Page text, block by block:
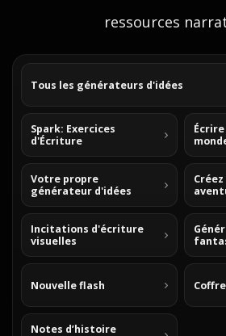
ressources
Tous les générateurs d'idées
Spark: Exercices
d'Écriture
Votre propre
générateur d'idées
Incitations d'écriture
visuelles
Nouvelle flash
Notes d’histoire